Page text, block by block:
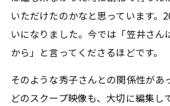
いただけたのかなと思っています。
いになりました。今では「笠井さん
から」と言ってくださるほどです。
そのような秀子さんとの関係性があ
どのスクープ映像も、大切に編集し